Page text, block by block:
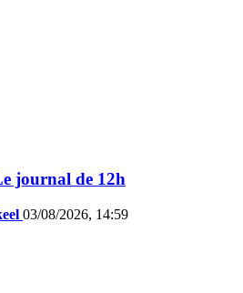
journal de 12h
03/08/2026, 14:59